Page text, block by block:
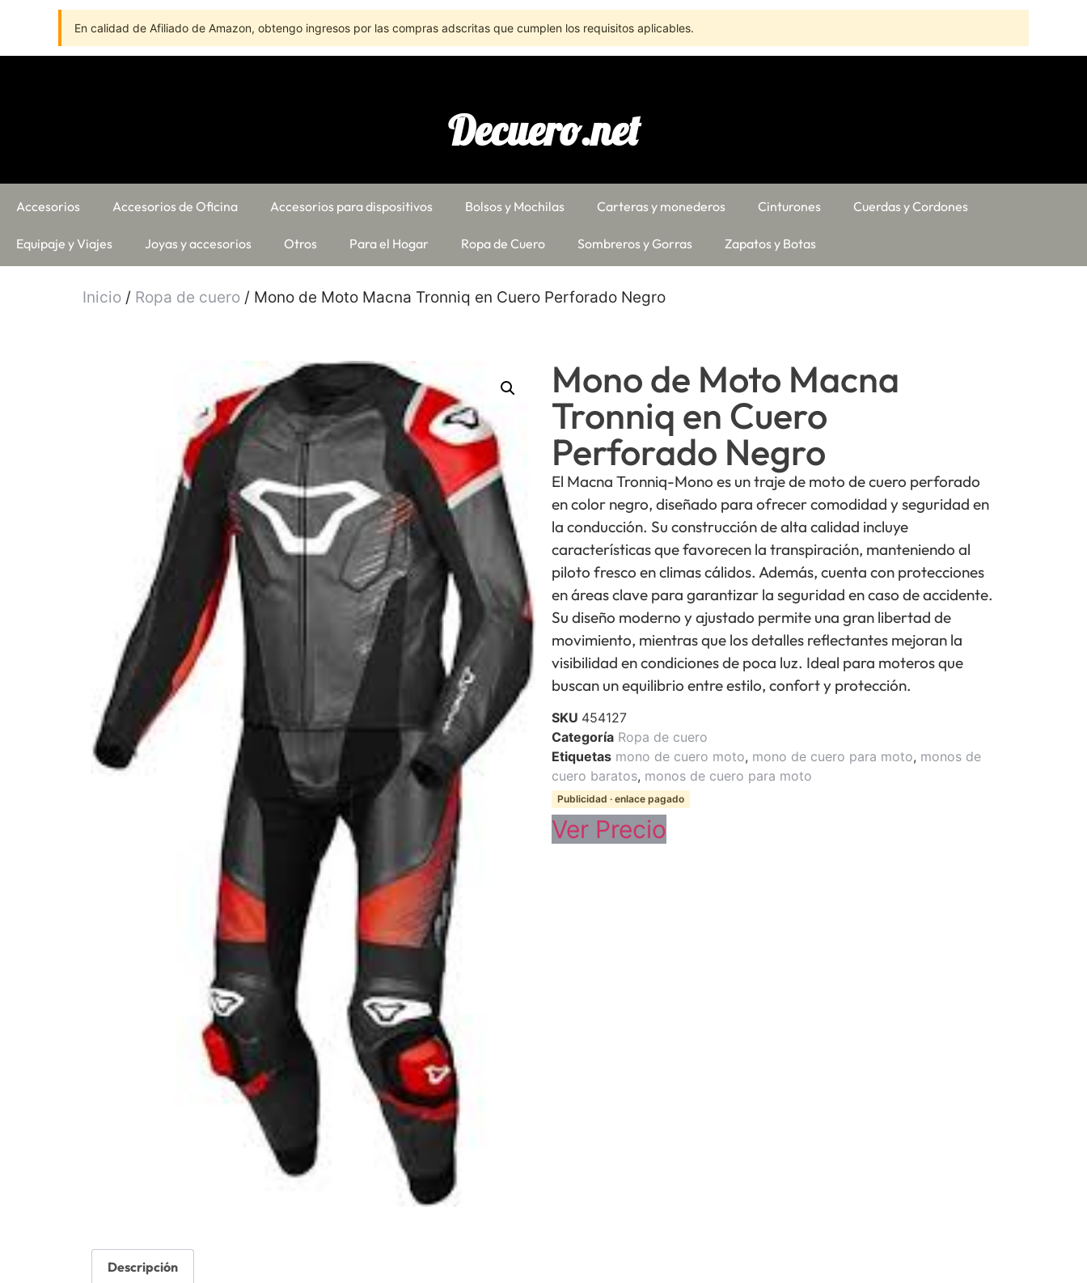
En calidad de Afiliado de Amazon, obtengo ingresos por las compras adscritas que cumplen los requisitos aplicables.
Decuero.net
Accesorios Accesorios de Oficina Accesorios para dispositivos Bolsos y Mochilas Carteras y monederos Cinturones Cuerdas y Cordones
Equipaje y Viajes Joyas y accesorios Otros Para el Hogar Ropa de Cuero Sombreros y Gorras Zapatos y Botas
Inicio / Ropa de cuero / Mono de Moto Macna Tronniq en Cuero Perforado Negro
Mono de Moto Macna
Tronniq en Cuero
Perforado Negro
El Macna Tronniq-Mono es un traje de moto de cuero perforado
en color negro, diseñado para ofrecer comodidad y seguridad en
la conducción. Su construcción de alta calidad incluye
características que favorecen la transpiración, manteniendo al
piloto fresco en climas cálidos. Además, cuenta con protecciones
en áreas clave para garantizar la seguridad en caso de accidente.
Su diseño moderno y ajustado permite una gran libertad de
movimiento, mientras que los detalles reflectantes mejoran la
visibilidad en condiciones de poca luz. Ideal para moteros que
buscan un equilibrio entre estilo, confort y protección.
SKU 454127
Categoría Ropa de cuero
Etiquetas mono de cuero moto, mono de cuero para moto, monos de
cuero baratos, monos de cuero para moto
Publicidad · enlace pagado
Ver Precio
Descripción